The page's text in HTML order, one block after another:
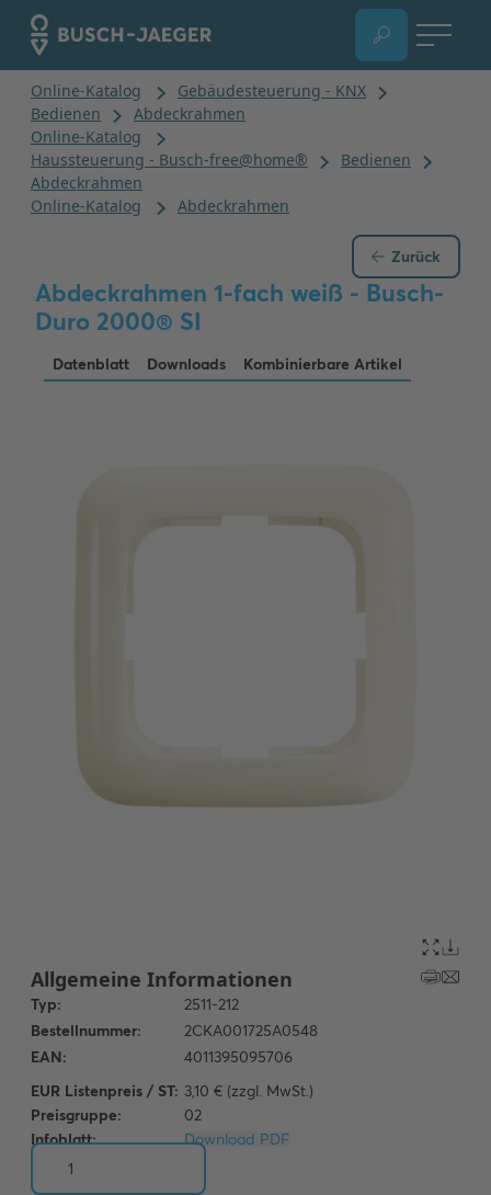
Zurück
Abdeckrahmen 1-fach weiß - Busch-
Duro 2000® SI
Datenblatt Downloads Kombinierbare Artikel
EUR Listenpreis / ST: 3,10 € (zzgl. MwSt.)
Preisgruppe:
02
Infoblatt:
Download PDF